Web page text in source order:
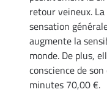
retour veineux.
sensation
augmente la
monde. De plus,
conscience de
minutes 70,00 €.